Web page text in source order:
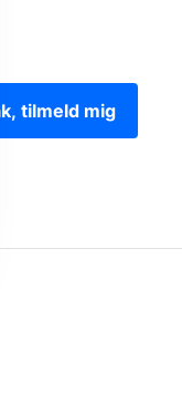
tilmeld mig